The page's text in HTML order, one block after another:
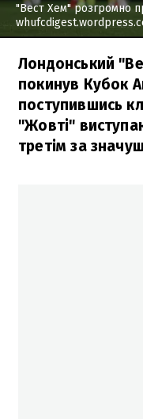
"Вест Хем" розгромно
Лондонський
покинув Кубок
поступившись
"Жовті"
третім за